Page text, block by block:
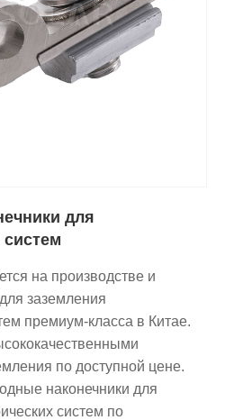
для
на производстве и
заземления
премиум-класса в Китае.
по доступной цене.
наконечники для
систем по